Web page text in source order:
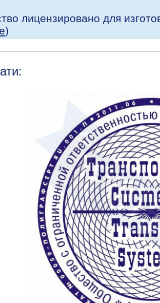
лицензировано для
)